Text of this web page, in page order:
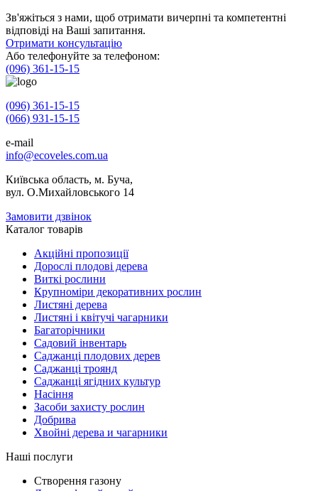
Зв'яжіться з нами, щоб отримати вичерпні та компетентні
відповіді на Ваші запитання.
Отримати консультацію
Або телефонуйте за телефоном:
(096) 361-15-15
(096) 361-15-15
(066) 931-15-15
e-mail
info@ecoveles.com.ua
Київська область, м. Буча,
вул. О.Михайловського 14
Замовити дзвінок
Каталог товарів
Акційні пропозиції
Дорослі плодові дерева
Виткі рослини
Крупноміри декоративних рослин
Листяні дерева
Листяні і квітучі чагарники
Багаторічники
Садовий інвентарь
Саджанці плодових дерев
Саджанці троянд
Саджанці ягідних культур
Насіння
Засоби захисту рослин
Добрива
Хвойні дерева и чагарники
Наші послуги
Створення газону